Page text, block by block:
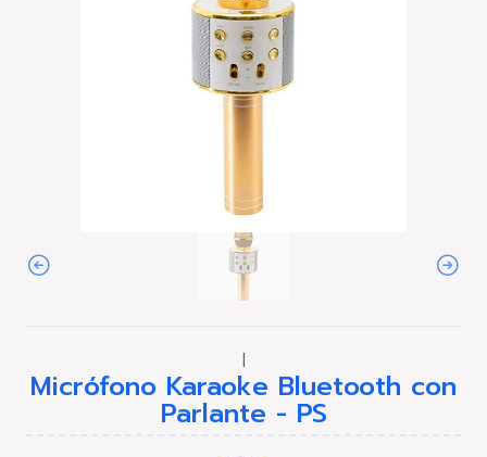
|
Micrófono Karaoke Bluetooth con
Parlante - PS